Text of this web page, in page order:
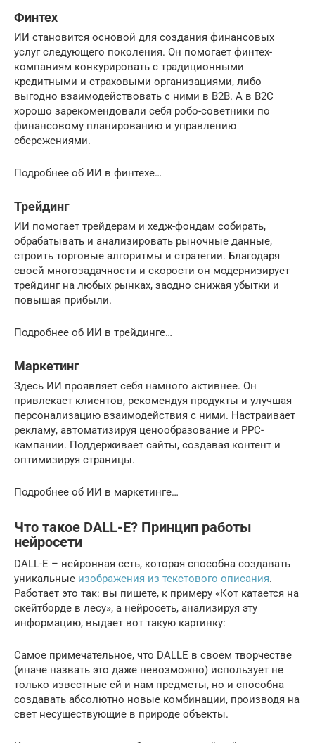
Финтех
ИИ становится основой для создания финансовых
услуг следующего поколения. Он помогает финтех-
компаниям конкурировать с традиционными
кредитными и страховыми организациями, либо
выгодно взаимодействовать с ними в B2B. А в B2C
хорошо зарекомендовали себя робо-советники по
финансовому планированию и управлению
сбережениями.
Подробнее об ИИ в финтехе…
Трейдинг
ИИ помогает трейдерам и хедж-фондам собирать,
обрабатывать и анализировать рыночные данные,
строить торговые алгоритмы и стратегии. Благодаря
своей многозадачности и скорости он модернизирует
трейдинг на любых рынках, заодно снижая убытки и
повышая прибыли.
Подробнее об ИИ в трейдинге…
Маркетинг
Здесь ИИ проявляет себя намного активнее. Он
привлекает клиентов, рекомендуя продукты и улучшая
персонализацию взаимодействия с ними. Настраивает
рекламу, автоматизируя ценообразование и PPC-
кампании. Поддерживает сайты, создавая контент и
оптимизируя страницы.
Подробнее об ИИ в маркетинге…
Что такое DALL-E? Принцип работы
нейросети
DALL-E – нейронная сеть, которая способна создавать
уникальные изображения из текстового описания.
Работает это так: вы пишете, к примеру «Кот катается на
скейтборде в лесу», а нейросеть, анализируя эту
информацию, выдает вот такую картинку:
Самое примечательное, что DALLE в своем творчестве
(иначе назвать это даже невозможно) использует не
только известные ей и нам предметы, но и способна
создавать абсолютно новые комбинации, производя на
свет несуществующие в природе объекты.